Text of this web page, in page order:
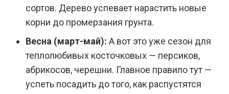
сортов. Дерево успевает нарастить новые
корни до промерзания грунта.
Весна (март-май): А вот это уже сезон для
теплолюбивых косточковых — персиков,
абрикосов, черешни. Главное правило тут —
успеть посадить до того, как распустятся